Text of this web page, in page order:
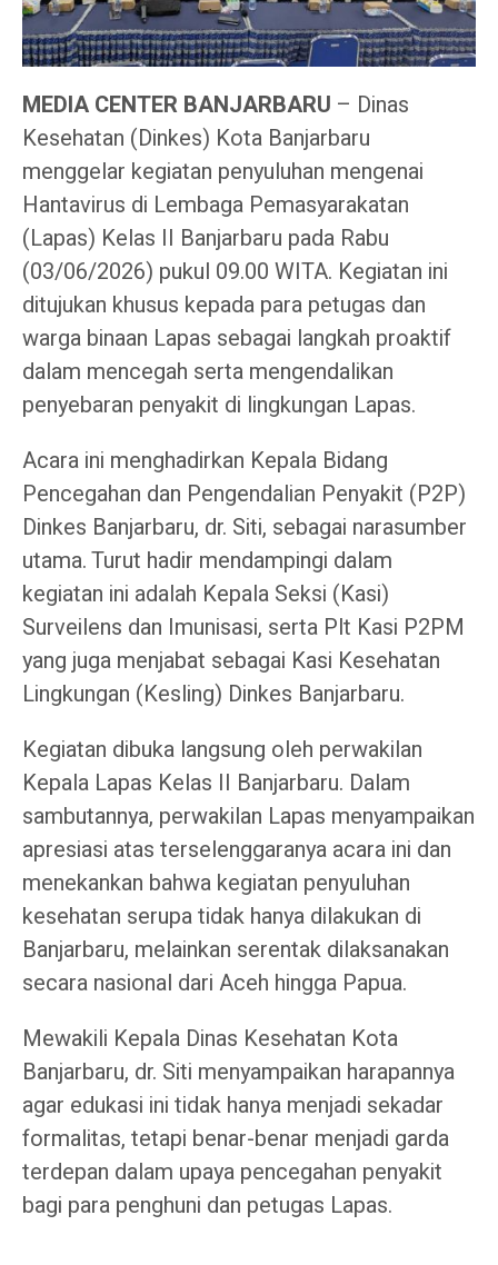
MEDIA CENTER BANJARBARU – Dinas
Kesehatan (Dinkes) Kota Banjarbaru
menggelar kegiatan penyuluhan mengenai
Hantavirus di Lembaga Pemasyarakatan
(Lapas) Kelas II Banjarbaru pada Rabu
(03/06/2026) pukul 09.00 WITA. Kegiatan ini
ditujukan khusus kepada para petugas dan
warga binaan Lapas sebagai langkah proaktif
dalam mencegah serta mengendalikan
penyebaran penyakit di lingkungan Lapas.
Acara ini menghadirkan Kepala Bidang
Pencegahan dan Pengendalian Penyakit (P2P)
Dinkes Banjarbaru, dr. Siti, sebagai narasumber
utama. Turut hadir mendampingi dalam
kegiatan ini adalah Kepala Seksi (Kasi)
Surveilens dan Imunisasi, serta Plt Kasi P2PM
yang juga menjabat sebagai Kasi Kesehatan
Lingkungan (Kesling) Dinkes Banjarbaru.
Kegiatan dibuka langsung oleh perwakilan
Kepala Lapas Kelas II Banjarbaru. Dalam
sambutannya, perwakilan Lapas menyampaikan
apresiasi atas terselenggaranya acara ini dan
menekankan bahwa kegiatan penyuluhan
kesehatan serupa tidak hanya dilakukan di
Banjarbaru, melainkan serentak dilaksanakan
secara nasional dari Aceh hingga Papua.
Mewakili Kepala Dinas Kesehatan Kota
Banjarbaru, dr. Siti menyampaikan harapannya
agar edukasi ini tidak hanya menjadi sekadar
formalitas, tetapi benar-benar menjadi garda
terdepan dalam upaya pencegahan penyakit
bagi para penghuni dan petugas Lapas.